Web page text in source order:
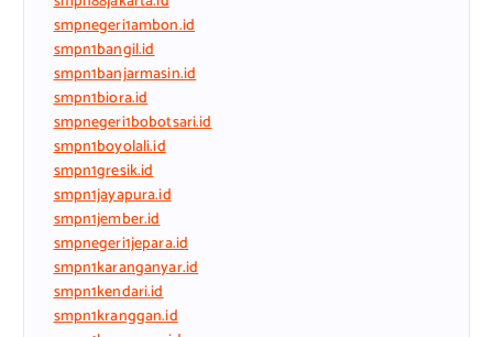
smpnegeri1ambon.id
smpn1bangil.id
smpn1banjarmasin.id
smpn1biora.id
smpnegeri1bobotsari.id
smpn1boyolali.id
smpn1gresik.id
smpn1jayapura.id
smpn1jember.id
smpnegeri1jepara.id
smpn1karanganyar.id
smpn1kendari.id
smpn1kranggan.id